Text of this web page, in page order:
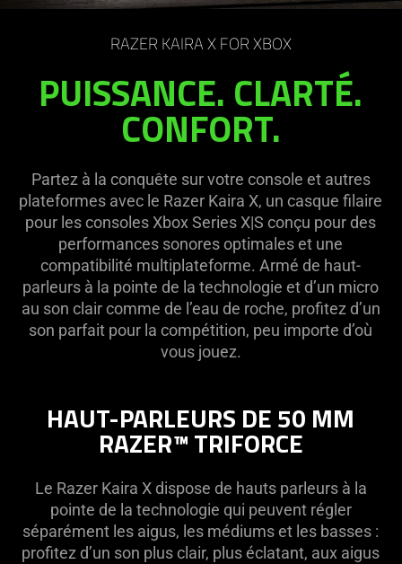
on
RAZER KAIRA X FOR XBOX
PUISSANCE. CLARTÉ.
CONFORT.
Partez à la conquête sur votre console et autres
plateformes avec le Razer Kaira X, un casque filaire
pour les consoles Xbox Series X|S conçu pour des
performances sonores optimales et une
compatibilité multiplateforme. Armé de haut-
parleurs à la pointe de la technologie et d’un micro
au son clair comme de l’eau de roche, profitez d’un
son parfait pour la compétition, peu importe d’où
vous jouez.
HAUT-PARLEURS DE 50 MM
RAZER™ TRIFORCE
Le Razer Kaira X dispose de hauts parleurs à la
pointe de la technologie qui peuvent régler
séparément les aigus, les médiums et les basses :
profitez d’un son plus clair, plus éclatant, aux aigus